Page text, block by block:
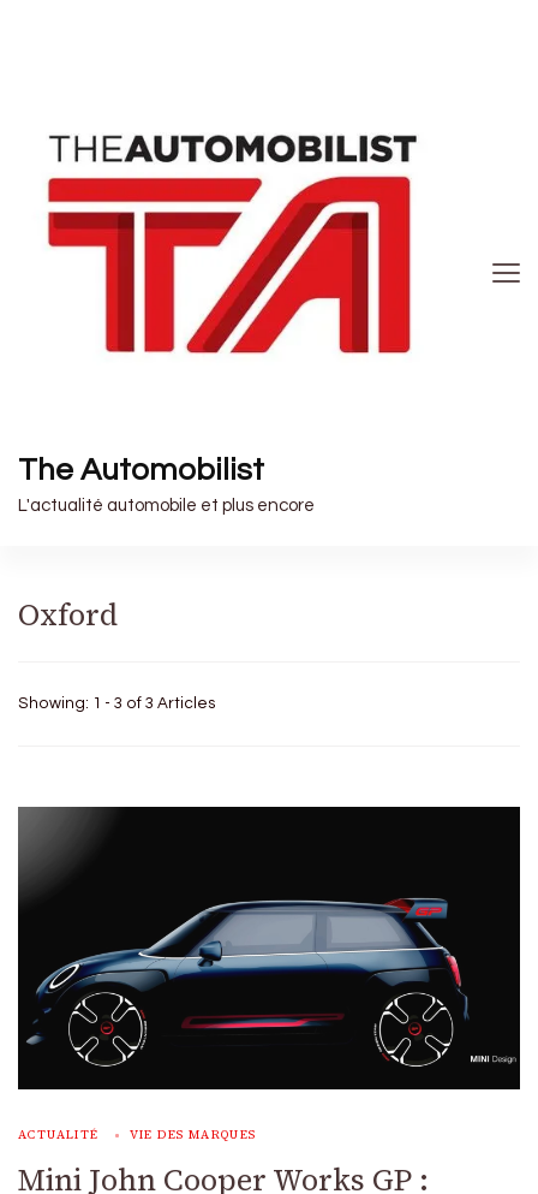
The Automobilist
L'actualité automobile et plus encore
Oxford
Showing: 1 - 3 of 3 Articles
ACTUALITÉ VIE DES MARQUES
Mini John Cooper Works GP :